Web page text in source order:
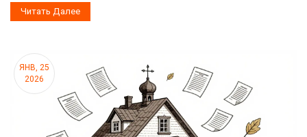
Читать Далее
ЯНВ, 25
2026